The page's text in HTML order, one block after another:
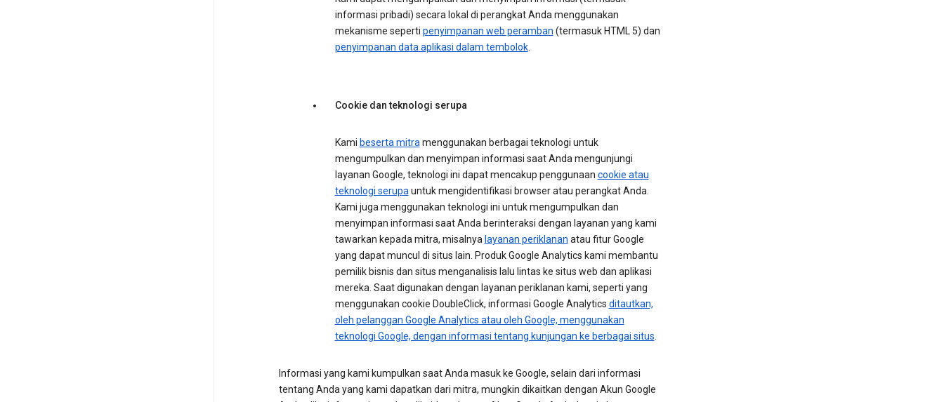
informasi pribadi) secara lokal di perangkat Anda menggunakan
mekanisme seperti penyimpanan web peramban (termasuk HTML 5) dan
penyimpanan data aplikasi dalam tembolok.
Cookie dan teknologi serupa
Kami beserta mitramenggunakan berbagai teknologi untuk
mengumpulkan dan menyimpan informasi saat Anda mengunjungi
layanan Google, teknologi ini dapat mencakup penggunaan cookie atau
teknologi serupauntuk mengidentifikasi browser atau perangkat Anda.
Kami juga menggunakan teknologi ini untuk mengumpulkan dan
menyimpan informasi saat Anda berinteraksi dengan layanan yang kami
tawarkan kepada mitra, misalnya layanan periklanan atau fitur Google
yang dapat muncul di situs lain. Produk Google Analytics kami membantu
pemilik bisnis dan situs menganalisis lalu lintas ke situs web dan aplikasi
mereka. Saat digunakan dengan layanan periklanan kami, seperti yang
menggunakan cookie DoubleClick, informasi Google Analytics ditautkan,
oleh pelanggan Google Analytics atau oleh Google, menggunakan
teknologi Google, dengan informasi tentang kunjungan ke berbagai situs.
Informasi yang kami kumpulkan saat Anda masuk ke Google, selain dari informasi
tentang Anda yang kami dapatkan dari mitra, mungkin dikaitkan dengan Akun Google